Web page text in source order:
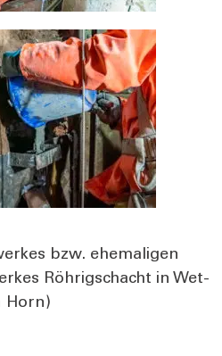
bzw. ehe­ma­li­gen
Röh­rigschacht in Wet­
Horn)